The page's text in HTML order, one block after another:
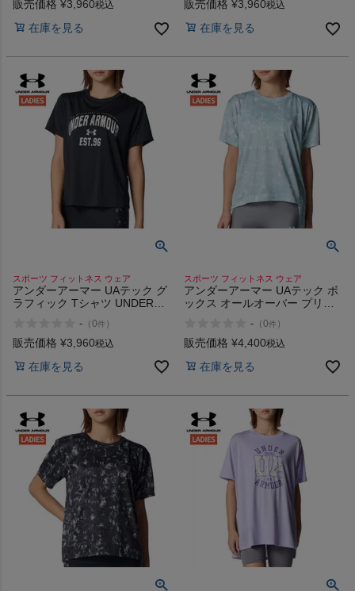
販売価格 ¥3,960税込
在庫を見る
販売価格 ¥3,960税込
在庫を見る
スポーツ フィットネス ウェア
アンダーアーマー UAテック グ
ラフィック Tシャツ UNDER
- （0件 ）
販売価格 ¥3,960税込
在庫を見る
スポーツ フィットネス ウェア
アンダーアーマー UAテック ボ
ックス オールオーバー プリン
UA Tech Box All-Over Print T-
Shirt
- （0件 ）
販売価格 ¥4,400税込
在庫を見る